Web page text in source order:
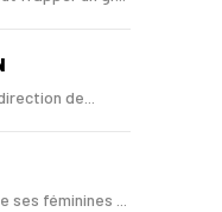
de...
ses féminines ...